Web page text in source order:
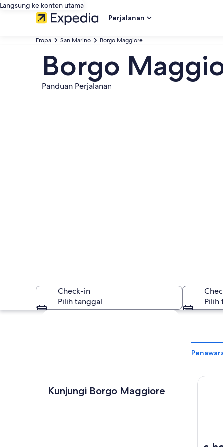
Langsung ke konten utama
Perjalanan
Eropa San Marino Borgo Maggiore
Borgo
Panduan Perjalanan
Borgo Maggiore
Check-in
Pilih tanggal
Pilih
Jelajahi peta
Kunjungi Borgo Maggiore
c-